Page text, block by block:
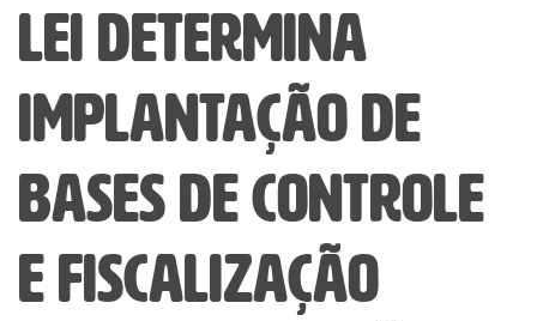
Lei determina
implantação de
bases de controle
e fiscalização